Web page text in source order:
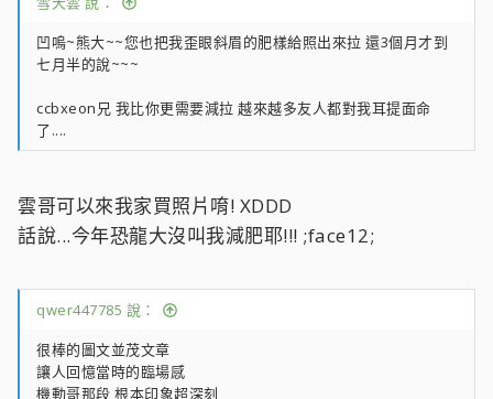
凹嗚~熊大~~您也把我歪眼斜眉的肥樣給照出來拉 還3個月才到
七月半的說~~~
ccbxeon兄 我比你更需要減拉 越來越多友人都對我耳提面命
了....
雲哥可以來我家買照片唷! XDDD
話說...今年恐龍大沒叫我減肥耶!!! ;face12;
qwer447785 說：
很棒的圖文並茂文章
讓人回憶當時的臨場感
機動哥那段 根本印象超深刻